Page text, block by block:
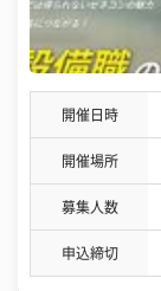
開催日時
開催場所
募集人数
申込締切